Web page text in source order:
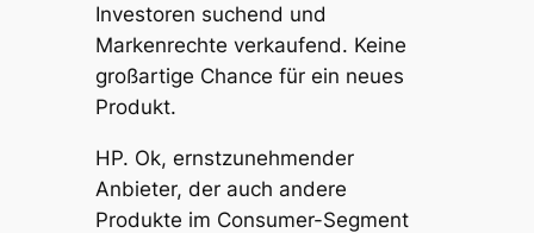
Investoren suchend und
Markenrechte verkaufend. Keine
großartige Chance für ein neues
Produkt.
HP. Ok, ernstzunehmender
Anbieter, der auch andere
Produkte im Consumer-Segment